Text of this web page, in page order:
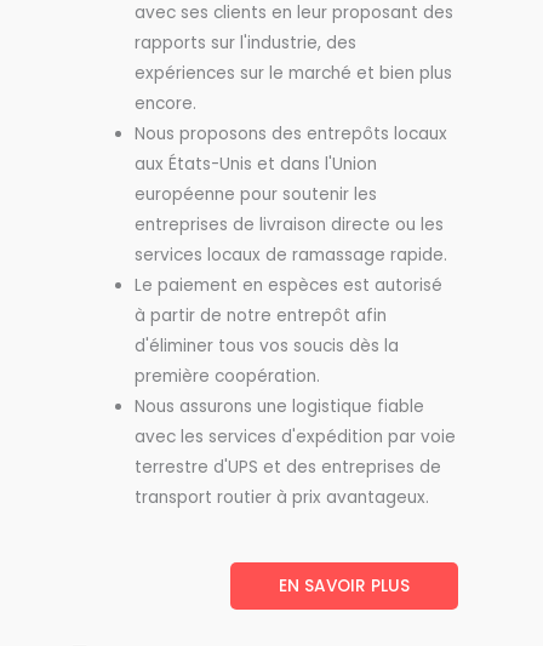
avec ses clients en leur proposant des
rapports sur l'industrie, des
expériences sur le marché et bien plus
encore.
Nous proposons des entrepôts locaux
aux États-Unis et dans l'Union
européenne pour soutenir les
entreprises de livraison directe ou les
services locaux de ramassage rapide.
Le paiement en espèces est autorisé
à partir de notre entrepôt afin
d'éliminer tous vos soucis dès la
première coopération.
Nous assurons une logistique fiable
avec les services d'expédition par voie
terrestre d'UPS et des entreprises de
transport routier à prix avantageux.
EN SAVOIR PLUS